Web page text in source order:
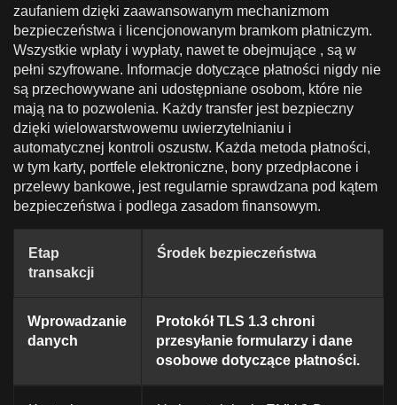
zaufaniem dzięki zaawansowanym mechanizmom
bezpieczeństwa i licencjonowanym bramkom płatniczym.
Wszystkie wpłaty i wypłaty, nawet te obejmujące , są w
pełni szyfrowane. Informacje dotyczące płatności nigdy nie
są przechowywane ani udostępniane osobom, które nie
mają na to pozwolenia. Każdy transfer jest bezpieczny
dzięki wielowarstwowemu uwierzytelnianiu i
automatycznej kontroli oszustw. Każda metoda płatności,
w tym karty, portfele elektroniczne, bony przedpłacone i
przelewy bankowe, jest regularnie sprawdzana pod kątem
bezpieczeństwa i podlega zasadom finansowym.
Etap
transakcji
Środek bezpieczeństwa
Wprowadzanie
danych
Protokół TLS 1.3 chroni
przesyłanie formularzy i dane
osobowe dotyczące płatności.